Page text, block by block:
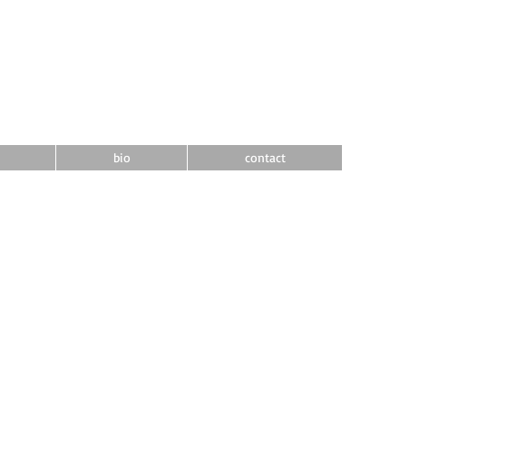
bio contact